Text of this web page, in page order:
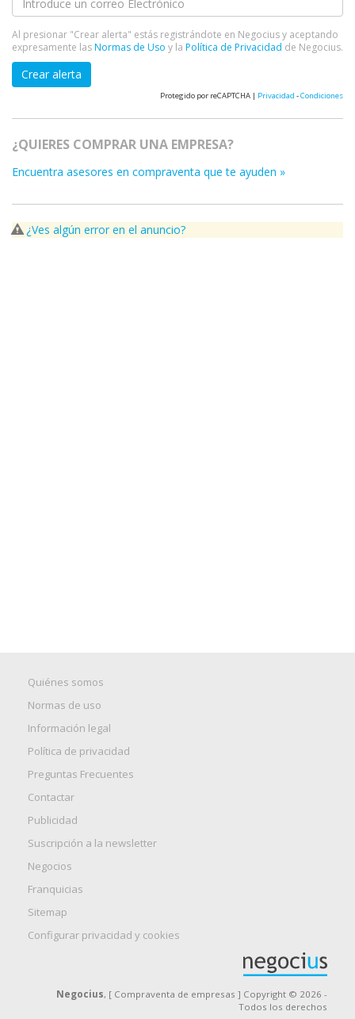
Al presionar "Crear alerta" estás registrándote en Negocius y aceptando
expresamente lasNormas de Uso y la Política de Privacidad de Negocius.
Crear alerta
Protegido por reCAPTCHA | Privacidad -Condiciones
¿QUIERES COMPRAR UNA EMPRESA?
Encuentra asesores en compraventa que te ayuden »
¿Ves algún error en el anuncio?
Quiénes somos
Normas de uso
Información legal
Política de privacidad
Preguntas Frecuentes
Contactar
Publicidad
Suscripción a la newsletter
Negocios
Franquicias
Sitemap
Configurar privacidad y cookies
Negocius, [ Compraventa de empresas ] Copyright © 2026 -
Todos los derechos